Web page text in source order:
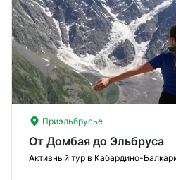
Приэльбрусье
От Домбая до Эльбруса
Активный тур в Кабардино-